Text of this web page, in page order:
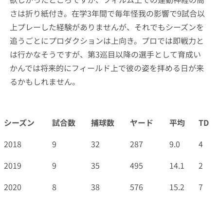
さは折り紙付き。在学3年間で毎年怪我の影響で9試合以
上プレーした経験がありませんが、それでもシーズンを
追うごとにプロダクションは上向き。プロでは即戦力と
は行かなそうですが、第3巡目以降の選手として育成い
かんでは将来的にフィールド上で彼の姿を拝める日が来
るかもしれません。
シーズン 試合数 捕球数 ヤード 平均
TD
シーズン
試合数 捕球数 ヤード 平均 TD
2018 9 32 287 9.0
4
2019
9 35 495 14.1
2
2020
8 38 576 15.2
7